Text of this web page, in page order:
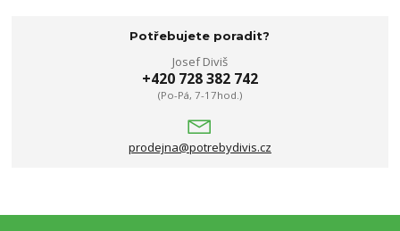
Potřebujete poradit?
Josef Diviš
+420 728 382 742
(Po-Pá, 7-17hod.)
prodejna@potrebydivis.cz